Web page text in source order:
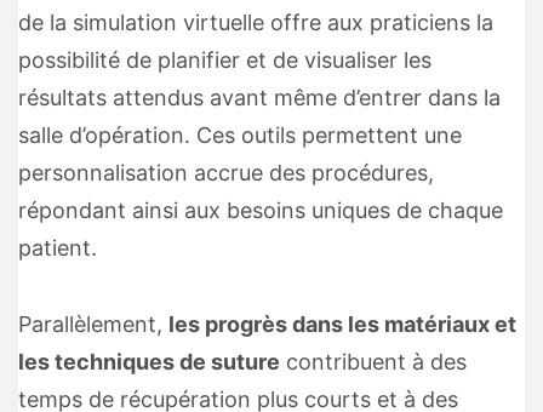
de la simulation virtuelle offre aux praticiens la
possibilité de planifier et de visualiser les
résultats attendus avant même d’entrer dans la
salle d’opération. Ces outils permettent une
personnalisation accrue des procédures,
répondant ainsi aux besoins uniques de chaque
patient.
Parallèlement, les progrès dans les matériaux et
les techniques de suture contribuent à des
temps de récupération plus courts et à des